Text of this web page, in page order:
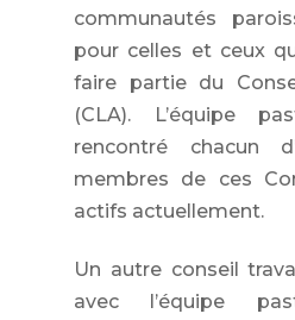
communautés
pour celles et ceux
faire partie du
(CLA). L’équipe
rencontré chacun
membres de ces
actifs actuellement.
Un autre conseil
avec l’équipe